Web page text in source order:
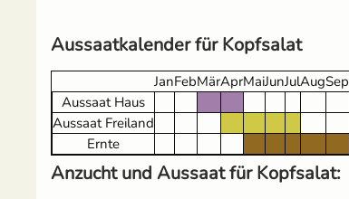
Aussaatkalender für Kopfsalat
JanFebMärAprMaiJunJulAugSep
Aussaat Haus
Aussaat Freiland
Ernte
Anzucht und Aussaat für Kopfsalat: